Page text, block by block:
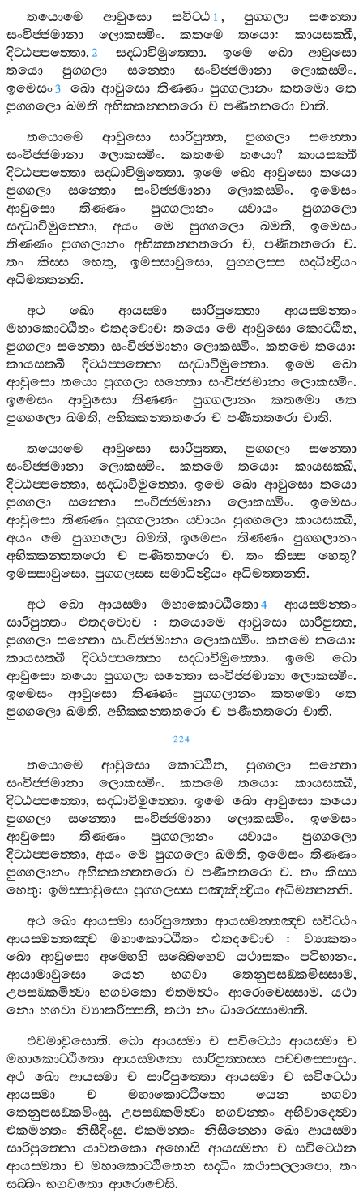
තයොමෙ
ආවුසො සවිට‍්ඨ 1 ,පුග‍්ගලා
සන‍්තො
සංවිජ‍්ජමානා
ලොකස‍්මිං. කතමෙ තයො: කායසක‍්ඛී,
දිට‍්ඨප‍්පත‍්තො, 2 සද‍්ධාවිමුත‍්තො. ඉමෙ ඛො
ආවුසො
තයො
පුග‍්ගලා සන‍්තො සංවිජ‍්ජමානා ලොකස‍්මිං.
ඉමෙසං3 ඛො ආවුසො තිණ‍්ණං පුග‍්ගලානං කතමො තෙ
පුග‍්ගලො ඛමති අභික‍්කන‍්තතරො ච පණීතතරො චාති.
තයොමෙ
ආවුසො සාරිපුත‍්ත, පුග‍්ගලා
සන‍්තො
සංවිජ‍්ජමානා
ලොකස‍්මිං. කතමෙ තයො? කායසක‍්ඛී
දිට‍්ඨප‍්පත‍්තො සද‍්ධාවිමුත‍්තො. ඉමෙ ඛො ආවුසො තයො
පුග‍්ගලා
සන‍්තො සංවිජ‍්ජමානා ලොකස‍්මිං. ඉමෙසං
ආවුසො
තිණ‍්ණං පුග‍්ගලානං ය‍්වායං
පුග‍්ගලො
සද‍්ධාවිමුත‍්තො,අයං මෙ පුග‍්ගලො ඛමති,ඉමෙසං
තිණ‍්ණං පුග‍්ගලානං අභික‍්කන‍්තතරො ච, පණීතතරො ච.
තං
කිස‍්ස හෙතු, ඉමස‍්සාවුසො,පුග‍්ගලස‍්ස
සද‍්ධින්‍ද්‍රියං
අධිමත‍්තන‍්ති.
අථ
ඛො ආයස‍්මා සාරිපුත‍්තො
ආයස‍්මන‍්තං
මහාකොට‍්ඨිතං එතදවොච:තයො මෙ ආවුසො කොට‍්ඨිත,
පුග‍්ගලා සන‍්තො සංවිජ‍්ජමානා ලොකස‍්මිං. කතමෙ තයො:
කායසක‍්ඛී
දිට‍්ඨප‍්පත‍්තො සද‍්ධාවිමුත‍්තො.ඉමෙ
ඛො
ආවුසො තයො පුග‍්ගලා සන‍්තො සංවිජ‍්ජමානා ලොකස‍්මිං.
ඉමෙසං
ආවුසො තිණ‍්ණං පුග‍්ගලානං කතමො
තෙ
පුග‍්ගලො ඛමති, අභික‍්කන‍්තතරො ච පණීතතරො චාති.
තයොමෙ
ආවුසො සාරිපුත‍්ත, පුග‍්ගලා
සන‍්තො
සංවිජ‍්ජමානා
ලොකස‍්මිං. කතමෙ තයො: කායසක‍්ඛී,
දිට‍්ඨප‍්පත‍්තො,සද‍්ධාවිමුත‍්තො.ඉමෙ ඛො ආවුසො තයො
පුග‍්ගලා
සන‍්තො සංවිජ‍්ජමානා ලොකස‍්මිං. ඉමෙසං
ආවුසො තිණ‍්ණං පුග‍්ගලානං ය‍්වායං පුග‍්ගලො කායසක‍්ඛී,
අයං
මෙ පුග‍්ගලො ඛමති,ඉමෙසං තිණ‍්ණං
පුග‍්ගලානං
අභික‍්කන‍්තතරො
ච පණීතතරො ච. තං කිස‍්ස හෙතු?
ඉමස‍්සාවුසො, පුග‍්ගලස‍්ස සමාධින්‍ද්‍රියං අධිමත‍්තන‍්ති.
අථ
ඛො ආයස‍්මා මහාකොට‍්ඨිතො4
ආයස‍්මන‍්තං
සාරිපුත‍්තං
එතදවොච:තයොමෙ ආවුසො සාරිපුත‍්ත,
පුග‍්ගලා සන‍්තො සංවිජ‍්ජමානා ලොකස‍්මිං. කතමෙ තයො:
කායසක‍්ඛී
දිට‍්ඨප‍්පත‍්තො සද‍්ධාවිමුත‍්තො.ඉමෙ
ඛො
ආවුසො තයො පුග‍්ගලා සන‍්තො සංවිජ‍්ජමානා ලොකස‍්මිං.
ඉමෙසං
ආවුසො තිණ‍්ණං පුග‍්ගලානං කතමො
තෙ
පුග‍්ගලො ඛමති, අභික‍්කන‍්තතරො ච පණීතතරො චාති.
224
තයොමෙ ආවුසො කොට‍්ඨිත, පුග‍්ගලා
සන‍්තො
සංවිජ‍්ජමානා
ලොකස‍්මිං. කතමෙ තයො: කායසක‍්ඛී,
දිට‍්ඨප‍්පත‍්තො,සද‍්ධාවිමුත‍්තො.ඉමෙ ඛො ආවුසො තයො
පුග‍්ගලා
සන‍්තො සංවිජ‍්ජමානා ලොකස‍්මිං. ඉමෙසං
ආවුසො
තිණ‍්ණං පුග‍්ගලානං ය‍්වායං
පුග‍්ගලො
දිට‍්ඨප‍්පත‍්තො,අයං මෙ පුග‍්ගලො ඛමති, ඉමෙසං තිණ‍්ණං
පුග‍්ගලානං අභික‍්කන‍්තතරො ච පණීතතරො ච. තං කිස‍්ස
හෙතු: ඉමස‍්සාවුසො පුග‍්ගලස‍්ස පඤ‍්ඤින්‍ද්‍රියං අධිමත‍්තන‍්ති.
අථ ඛො ආයස‍්මා සාරිපුත‍්තො ආයස‍්මන‍්තඤ‍්ච සවිට‍්ඨං
ආයස‍්මන‍්තඤ‍්ච
මහාකොට‍්ඨිතං එතදවොච: ව්‍යාකතං
ඛො
ආවුසො අම‍්හෙහි සබ‍්බෙහෙව යථාසකං පටිභානං.
ආයාමාවුසො
යෙන භගවා තෙනුපසඞ‍්කමිස‍්සාම,
උපසඞ‍්කමිත්‍වා
භගවතො එතමත්‍ථං ආරොචෙස‍්සාම. යථා
නො භගවා ව්‍යාකරිස‍්සති, තථා නං ධාරෙස‍්සාමාති.
එවමාවුසොති.ඛො ආයස‍්මා ච සවිට‍්ඨො ආයස‍්මා ච
මහාකොට‍්ඨිතො ආයස‍්මතො සාරිපුත‍්තස‍්ස පච‍්චස‍්සොසුං.
අථ
ඛො ආයස‍්මා ච සාරිපුත‍්තො ආයස‍්මා ච
සවිට‍්ඨො
ආයස‍්මා
ච මහාකොට‍්ඨිතො යෙන
භගවා
තෙනුපසඞ‍්කමිංසු.උපසඞ‍්කමිත්‍වා භගවන‍්තං
අභිවාදෙත්‍වා
එකමන‍්තං නිසීදිංසු.එකමන‍්තං නිසින‍්නො ඛො ආයස‍්මා
සාරිපුත‍්තො යාවතකො අහොසි ආයස‍්මතා ච සවිට‍්ඨෙන
ආයස‍්මතා ච මහාකොට‍්ඨිතෙන සද‍්ධිං කථාසල‍්ලාපො, තං
සබ‍්බං භගවතො ආරොචෙසි.